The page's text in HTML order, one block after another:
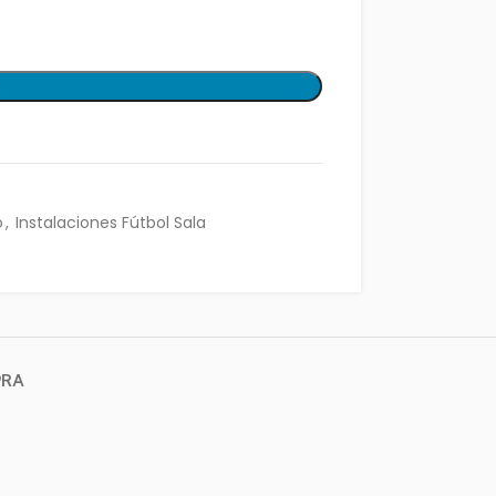
, Instalaciones Fútbol Sala